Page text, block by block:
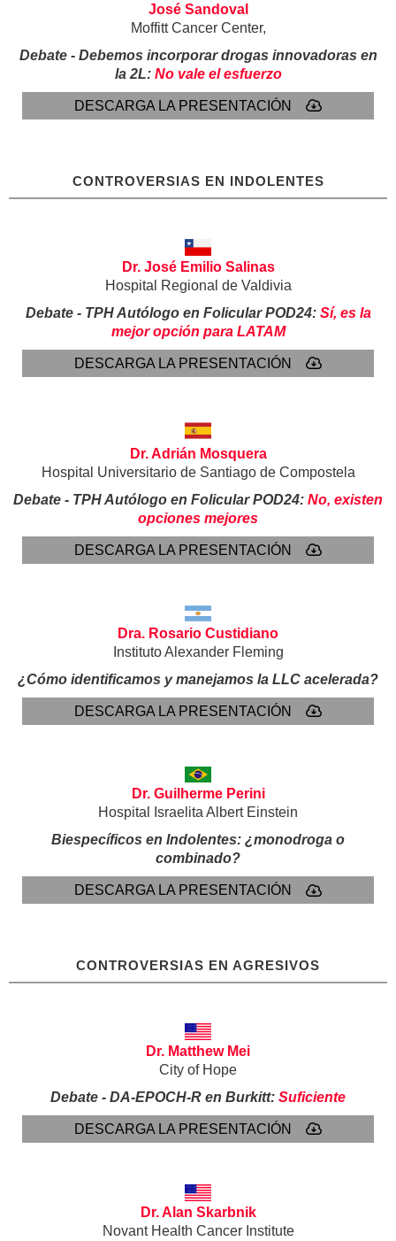
José Sandoval
Moffitt Cancer Center,
Debate - Debemos incorporar drogas innovadoras en
la 2L: No vale el esfuerzo
DESCARGA LA PRESENTACIÓN
CONTROVERSIAS EN INDOLENTES
Dr. José Emilio Salinas
Hospital Regional de Valdivia
Debate - TPH Autólogo en Folicular POD24: Sí, es la
mejor opción para LATAM
DESCARGA LA PRESENTACIÓN
Dr. Adrián Mosquera
Hospital Universitario de Santiago de Compostela
Debate - TPH Autólogo en Folicular POD24: No, existen
opciones mejores
DESCARGA LA PRESENTACIÓN
Dra. Rosario Custidiano
Instituto Alexander Fleming
¿Cómo identificamos y manejamos la LLC acelerada?
DESCARGA LA PRESENTACIÓN
Dr. Guilherme Perini
Hospital Israelita Albert Einstein
Biespecíficos en Indolentes: ¿monodroga o
combinado?
DESCARGA LA PRESENTACIÓN
CONTROVERSIAS EN AGRESIVOS
Dr. Matthew Mei
City of Hope
Debate - DA-EPOCH-R en Burkitt: Suficiente
DESCARGA LA PRESENTACIÓN
Dr. Alan Skarbnik
Novant Health Cancer Institute